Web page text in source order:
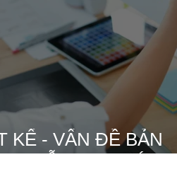
KẾ - VẤN ĐỀ BẢN